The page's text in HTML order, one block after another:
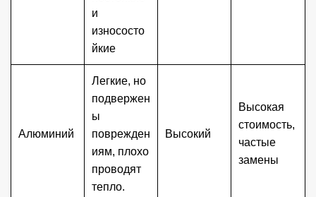
и
износосто
йкие
Алюминий
Легкие, но
подвержен
ы
поврежден
иям, плохо
проводят
тепло.
Высокий
Высокая
стоимость,
частые
замены